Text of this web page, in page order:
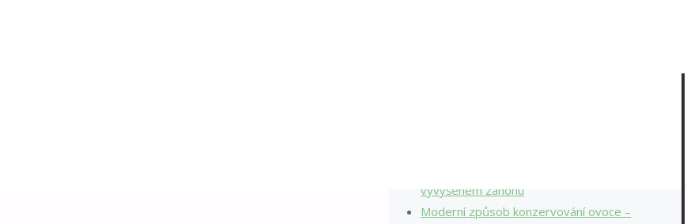
vyvýšeném záhonu
Moderní způsob konzervování ovoce –